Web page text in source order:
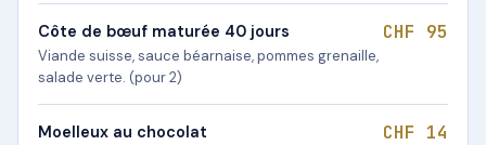
Côte de bœuf maturée 40 jours
Viande suisse, sauce béarnaise, pommes grenaille,
salade verte. (pour 2)
CHF 95
Moelleux au chocolat CHF 14